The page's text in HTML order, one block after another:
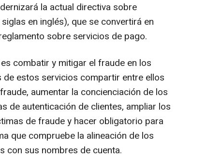
la actual directiva sobre
en inglés), que se convertirá en
sobre servicios de pago.
combatir y mitigar el fraude en los
estos servicios compartir entre ellos
aumentar la concienciación de los
de autenticación de clientes, ampliar los
de fraude y hacer obligatorio para
que compruebe la alineación de los
con sus nombres de cuenta.